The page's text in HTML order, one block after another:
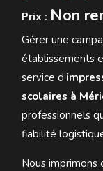
Prix : Non
Gérer une
établissements
service d’
scolaires à
professionnels
fiabilité
Nous imprimons